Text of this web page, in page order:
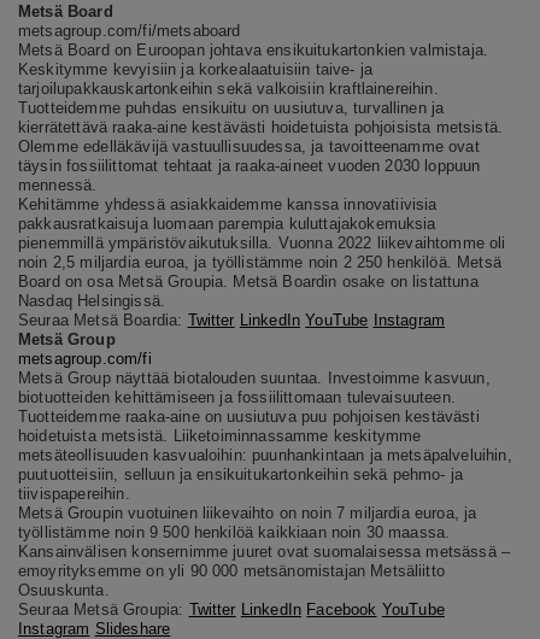
Metsä Board
metsagroup.com/fi/metsaboard
Metsä Board on Euroopan johtava ensikuitukartonkien valmistaja.
Keskitymme kevyisiin ja korkealaatuisiin taive- ja
tarjoilupakkauskartonkeihin sekä valkoisiin kraftlainereihin.
Tuotteidemme puhdas ensikuitu on uusiutuva, turvallinen ja
kierrätettävä raaka-aine kestävästi hoidetuista pohjoisista metsistä.
Olemme edelläkävijä vastuullisuudessa, ja tavoitteenamme ovat
täysin fossiilittomat tehtaat ja raaka-aineet vuoden 2030 loppuun
mennessä.
Kehitämme yhdessä asiakkaidemme kanssa innovatiivisia
pakkausratkaisuja luomaan parempia kuluttajakokemuksia
pienemmillä ympäristövaikutuksilla. Vuonna 2022 liikevaihtomme oli
noin 2,5 miljardia euroa, ja työllistämme noin 2 250 henkilöä. Metsä
Board on osa Metsä Groupia. Metsä Boardin osake on listattuna
Nasdaq Helsingissä.
Seuraa Metsä Boardia: Twitter LinkedIn YouTube Instagram
Metsä Group
metsagroup.com/fi
Metsä Group näyttää biotalouden suuntaa. Investoimme kasvuun,
biotuotteiden kehittämiseen ja fossiilittomaan tulevaisuuteen.
Tuotteidemme raaka-aine on uusiutuva puu pohjoisen kestävästi
hoidetuista metsistä. Liiketoiminnassamme keskitymme
metsäteollisuuden kasvualoihin: puunhankintaan ja metsäpalveluihin,
puutuotteisiin, selluun ja ensikuitukartonkeihin sekä pehmo- ja
tiivispapereihin.
Metsä Groupin vuotuinen liikevaihto on noin 7 miljardia euroa, ja
työllistämme noin 9 500 henkilöä kaikkiaan noin 30 maassa.
Kansainvälisen konsernimme juuret ovat suomalaisessa metsässä –
emoyrityksemme on yli 90 000 metsänomistajan Metsäliitto
Osuuskunta.
Seuraa Metsä Groupia: Twitter LinkedIn Facebook YouTube
Instagram Slideshare